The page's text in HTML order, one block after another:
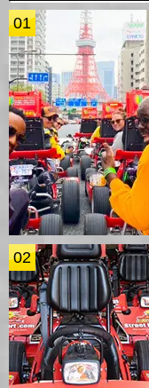
01
02